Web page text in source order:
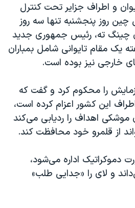
و اطراف جزایر تحت کنترل
چین روز پنجشنبه تنها سه روز
چینگ ته، رئیس جمهوری جدید
یک مقام تایوانی شامل بمباران
خارجی نیز بوده است.
را محکوم کرد و گفت که
این کشور اعزام کرده است،
موشکی اهداف را ردیابی می‌کند
از قلمرو خود محافظت کند.
دموکراتیک اداره می‌شود،
و لای را «جدایی طلب»